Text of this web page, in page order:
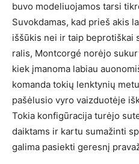
buvo modeliuojamos tarsi
Suvokdamas, kad prieš akis
iššūkis nei ir taip beprotiškai
ralis, Montcorgé norėjo
kiek įmanoma labiau
komanda tokių lenktynių
pašėlusio vyro vaizduotėje
Tokia konfigūracija turėjo
daiktams ir kartu sumažinti
galima pasiekti geresnį